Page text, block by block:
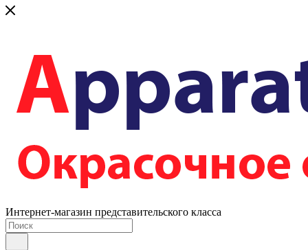
Интернет-магазин представительского класса